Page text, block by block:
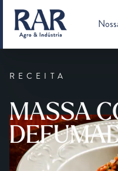
RECEITA
MASSA